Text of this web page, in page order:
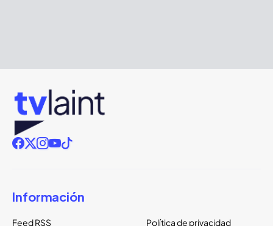
Información
Feed RSS Política de privacidad